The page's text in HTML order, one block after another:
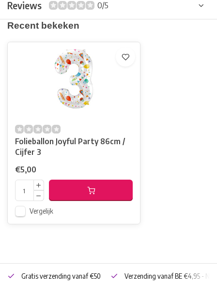
Reviews
0/5
Recent bekeken
Folieballon Joyful Party 86cm /
Cijfer 3
€5,00
Vergelijk
Gratis verzending vanaf €50 Verzending vanaf BE €4,95 - NL